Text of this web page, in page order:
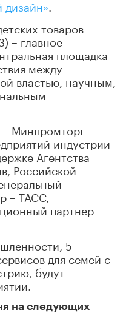
товаров
– главное
площадка
между
властью, научным,
– Минпромторг
индустрии
Агентства
Российской
– ТАСС,
партнер –
5
для семей с
будут
на следующих